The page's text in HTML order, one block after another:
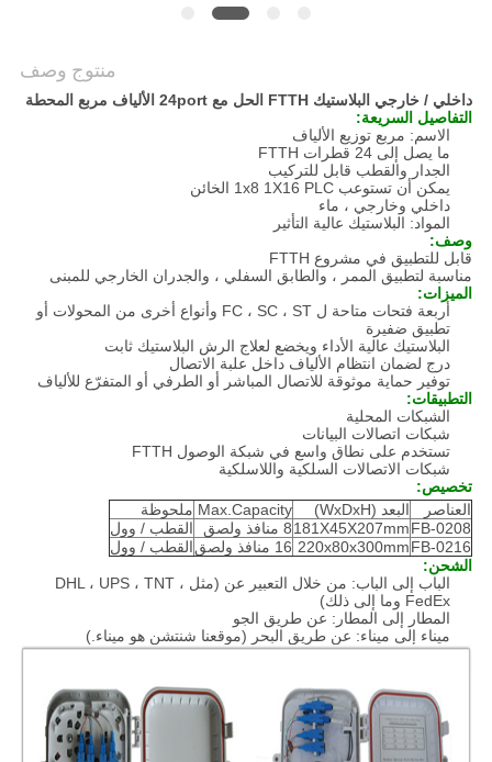
منتوج وصف
داخلي / خارجي البلاستيك FTTH الحل مع 24port الألياف مربع المحطة
التفاصيل السريعة:
الاسم: مربع توزيع الألياف
ما يصل إلى 24 قطرات FTTH
الجدار والقطب قابل للتركيب
يمكن أن تستوعب 1x8 1X16 PLC الخائن
داخلي وخارجي ، ماء
المواد: البلاستيك عالية التأثير
وصف:
قابل للتطبيق في مشروع FTTH
مناسبة لتطبيق الممر ، والطابق السفلي ، والجدران الخارجي للمبنى
الميزات:
أربعة فتحات متاحة ل FC ، SC ، ST وأنواع أخرى من المحولات أو
تطبيق ضفيرة
البلاستيك عالية الأداء ويخضع لعلاج الرش البلاستيك ثابت
درج لضمان انتظام الألياف داخل علبة الاتصال
توفير حماية موثوقة للاتصال المباشر أو الطرفي أو المتفرّع للألياف
التطبيقات:
الشبكات المحلية
شبكات اتصالات البيانات
تستخدم على نطاق واسع في شبكة الوصول FTTH
شبكات الاتصالات السلكية واللاسلكية
تخصيص:
العناصر
البعد (WxDxH) Max.Capacity ملحوظة
FB-0208
181X45X207mm8 منافذ ولصق
القطب / وول
FB-0216
220x80x300mm 16 منافذ ولصق
القطب / وول
الشحن:
الباب إلى الباب: من خلال التعبير عن (مثل DHL ، UPS ، TNT ،
FedEx وما إلى ذلك)
المطار إلى المطار: عن طريق الجو
ميناء إلى ميناء: عن طريق البحر (موقعنا شنتشن هو ميناء.)